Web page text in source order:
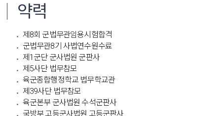
약력
제8회 군법무관임용시험합격
군법무관8기 사법연수원수료
제1군단 군사법원 군판사
제5사단 법무참모
육군종합행정학교 법무학교관
제39사단 법무참모
육군본부 군사법원 수석군판사
국방부 고등군사법원 고등군판사